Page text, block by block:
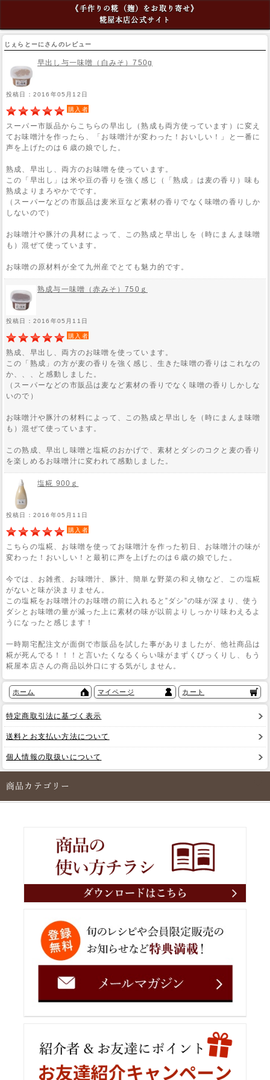
《手作りの糀（麹）をお取り寄せ》
糀屋本店公式サイト
じぇらとーにさんのレビュー
早出し与一味噌（白みそ）750g
投稿日：2016年05月12日
購入者
スーパー市販品からこちらの早出し（熟成も両方使っています）に変え
てお味噌汁を作ったら、「お味噌汁が変わった！おいしい！」と一番に
声を上げたのは６歳の娘でした。
熟成、早出し、両方のお味噌を使っています。
この「早出し」は米や豆の香りを強く感じ（「熟成」は麦の香り）味も
熟成よりまろやかでです。
（スーパーなどの市販品は麦米豆など素材の香りでなく味噌の香りしか
しないので）
お味噌汁や豚汁の具材によって、この熟成と早出しを（時にまんま味噌
も）混ぜて使っています。
お味噌の原材料が全て九州産でとても魅力的です。
熟成与一味噌（赤みそ）750ｇ
投稿日：2016年05月11日
購入者
熟成、早出し、両方のお味噌を使っています。
この「熟成」の方が麦の香りを強く感じ、生きた味噌の香りはこれなの
か、、、と感動しました。
（スーパーなどの市販品は麦など素材の香りでなく味噌の香りしかしな
いので）
お味噌汁や豚汁の材料によって、この熟成と早出しを（時にまんま味噌
も）混ぜて使っています。
この熟成、早出し味噌と塩糀のおかげで、素材とダシのコクと麦の香り
を楽しめるお味噌汁に変われて感動しました。
塩糀 900ｇ
投稿日：2016年05月11日
購入者
こちらの塩糀、お味噌を使ってお味噌汁を作った初日、お味噌汁の味が
変わった！おいしい！と最初に声を上げたのは６歳の娘でした。
今では、お雑煮、お味噌汁、豚汁、簡単な野菜の和え物など、この塩糀
がないと味が決まりません。
この塩糀をお味噌汁のお味噌の前に入れると”ダシ”の味が深まり、使う
ダシとお味噌の量が減った上に素材の味が以前よりしっかり味わえるよ
うになったと感じます！
一時期宅配注文が面倒で市販品を試した事がありましたが、他社商品は
糀が死んでる！！！と言いたくなるくらい味がまずくびっくりし、もう
糀屋本店さんの商品以外口にする気がしません。
ホーム マイページ カート
特定商取引法に基づく表示
送料とお支払い方法について
個人情報の取扱いについて
商品カテゴリー